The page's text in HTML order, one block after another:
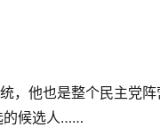
，他也是整个民主党
的候选人……